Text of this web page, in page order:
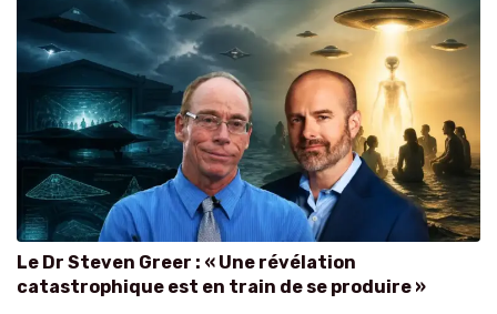
Le Dr Steven Greer : « Une révélation
catastrophique est en train de se produire »